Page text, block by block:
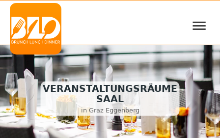
≡
VERANSTALTUNGSRÄUME
SAAL
in Graz Eggenberg